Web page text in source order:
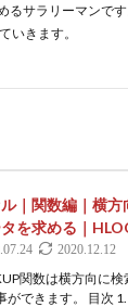
るサラリーマンで
いきます。
｜関数編｜横
を求める｜
2020.12.12
関数は横方向に
ができます。 目次